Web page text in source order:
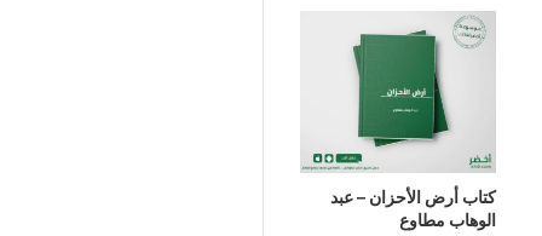
كتاب أرض الأحزان – عبد
الوهاب مطاوع